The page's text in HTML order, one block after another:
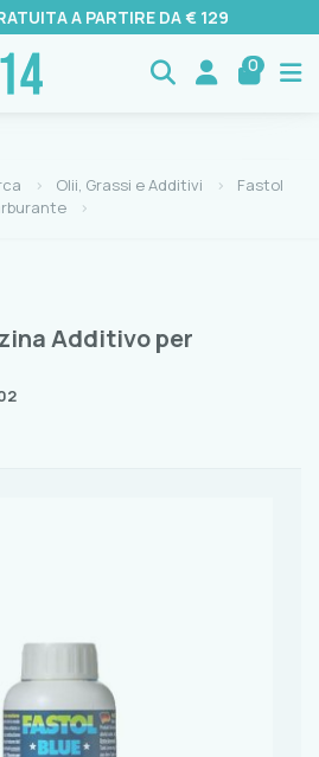
A PARTIRE DA € 129
0
Olii, Grassi e Additivi
Fastol
Additivo per